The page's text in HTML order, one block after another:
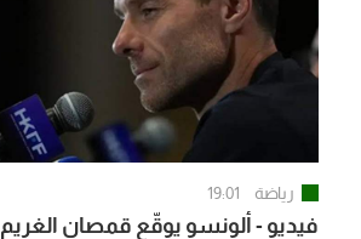
رياضة 19:01
فيديو - ألونسو يوقّع قمصان الغريم